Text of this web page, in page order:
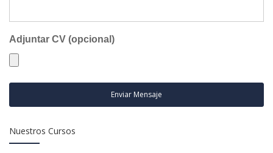
Adjuntar CV (opcional)
Enviar Mensaje
Nuestros Cursos